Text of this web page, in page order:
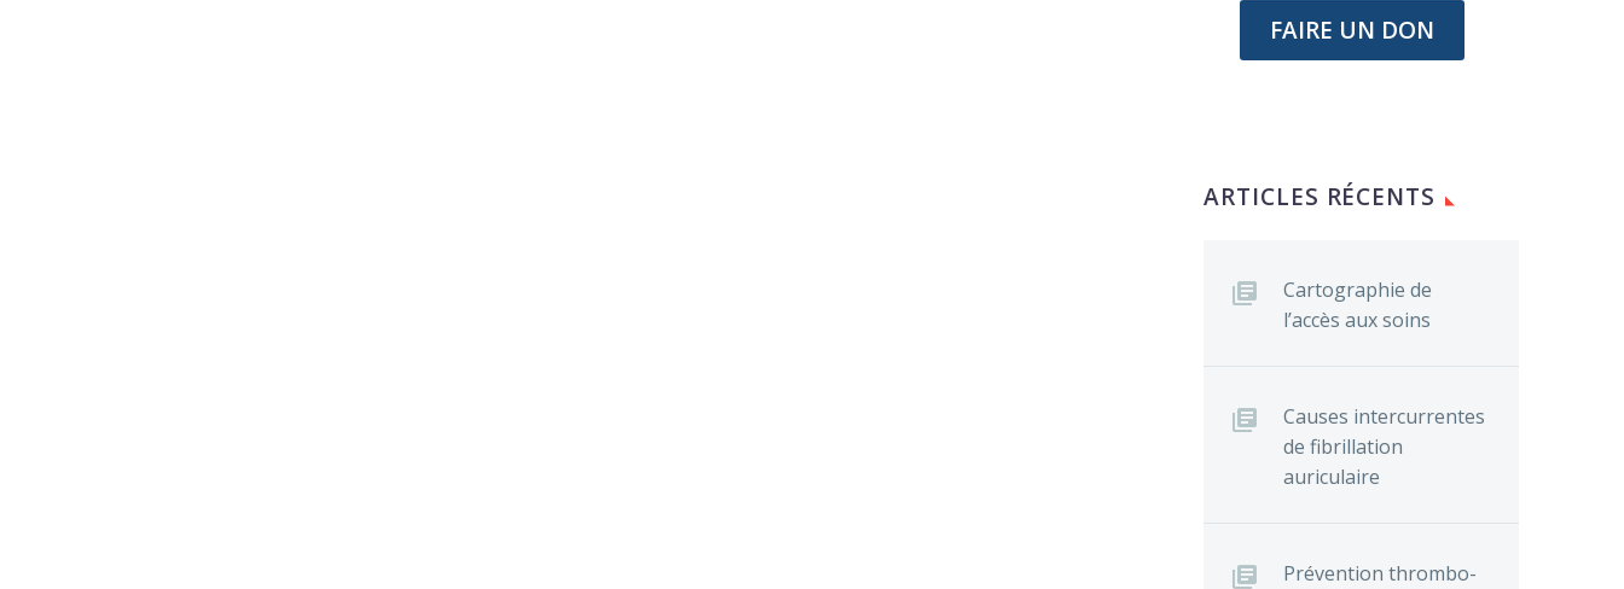
FAIRE UN DON
ARTICLES RÉCENTS
Cartographie de
l’accès aux soins
Causes intercurrentes
de fibrillation
auriculaire
Prévention thrombo-